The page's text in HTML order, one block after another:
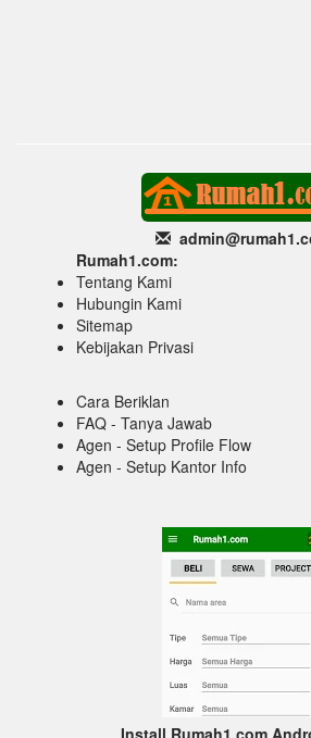
admin@rumah1
Rumah1.com:
Tentang Kami
Hubungin Kami
Sitemap
Kebijakan Privasi
Cara Beriklan
FAQ - Tanya Jawab
Agen - Setup Profile Flow
Agen - Setup Kantor Info
Install Rumah1.com